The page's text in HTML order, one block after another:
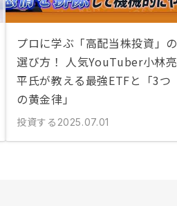
プロに学ぶ「高配当株投資」の
選び方！ 人気YouTuber小林亮
平氏が教える最強ETFと「3つ
の黄金律」
投資する 2025.07.01